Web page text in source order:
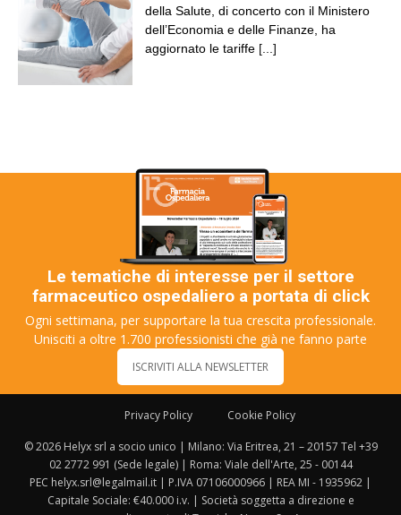
della Salute, di concerto con il Ministero
dell’Economia e delle Finanze, ha
aggiornato le tariffe [...]
Le tematiche di interesse per il settore
farmaceutico ospedaliero a portata di click
Ogni settimana, per supportare la tua crescita professionale.
Unisciti a oltre 1.700 professionisti che già ne fanno parte
ISCRIVITI ALLA NEWSLETTER
Privacy Policy Cookie Policy
© 2026 Helyx srl a socio unico | Milano: Via Eritrea, 21 – 20157 Tel +39
02 2772 991 (Sede legale) | Roma: Viale dell'Arte, 25 - 00144
PEC helyx.srl@legalmail.it | P.IVA 07106000966 | REA MI - 1935962 |
Capitale Sociale: €40.000 i.v. | Società soggetta a direzione e